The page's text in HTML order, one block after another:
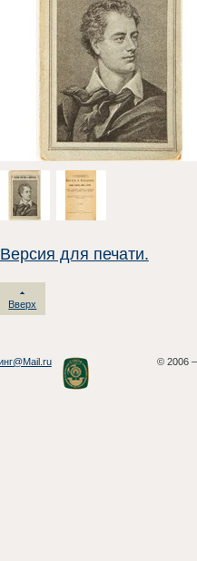
Версия для печати.
Вверх
© 2006